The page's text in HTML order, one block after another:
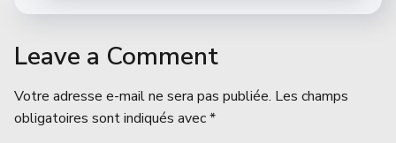
Leave a Comment
Votre adresse e-mail ne sera pas publiée. Les champs
obligatoires sont indiqués avec*